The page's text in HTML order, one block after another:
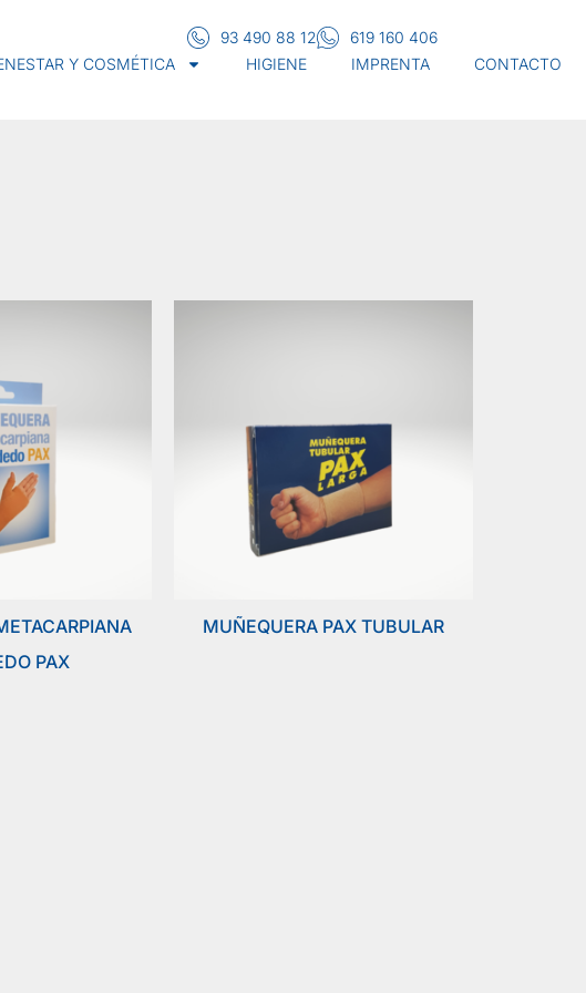
93 490 88 12
619 160 406
Y COSMÉTICA HIGIENE IMPRENTA CONTACTO
PAX
MUÑEQUERA PAX TUBULAR